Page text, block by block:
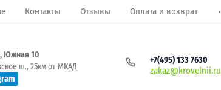
Контакты Отзывы Оплата и возврат
Южная 10
ш., 25км от МКАД
+7(495) 133 7630
zakaz@krovelnii.ru